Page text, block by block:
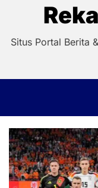
Situs Portal Berita